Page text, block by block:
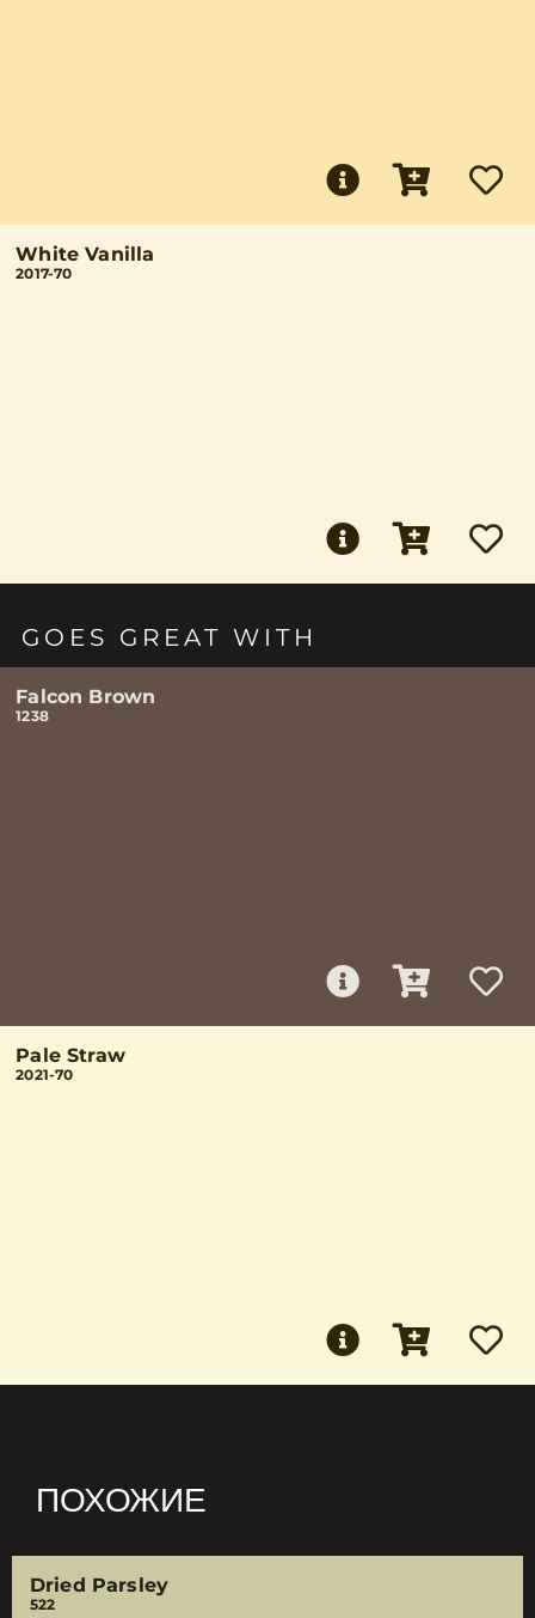
White Vanilla
2017-70
GOES GREAT WITH
Falcon Brown
1238
Pale Straw
2021-70
ПОХОЖИЕ
Dried Parsley
522